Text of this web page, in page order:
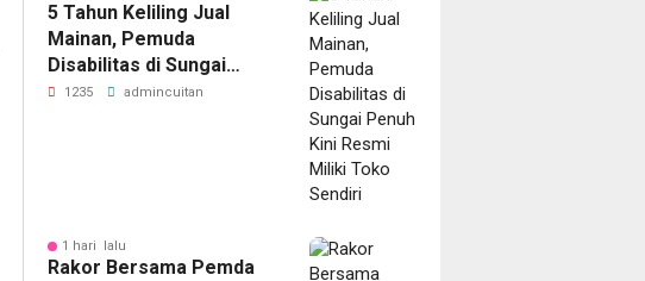
5 Tahun Keliling Jual
Mainan, Pemuda
Disabilitas di Sungai
Penuh Kini Resmi Miliki
1235 admincuitan
1 hari lalu
Rakor Bersama Pemda